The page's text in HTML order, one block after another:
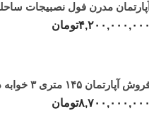
آپارتمان مدرن فول نصبیجات
فریدونکنار
۴,۲۰۰,۰۰۰,۰۰۰تومان
فروش آپارتمان ۱۴۵ متری ۳
فریدونکنار
۸,۷۰۰,۰۰۰,۰۰۰تومان